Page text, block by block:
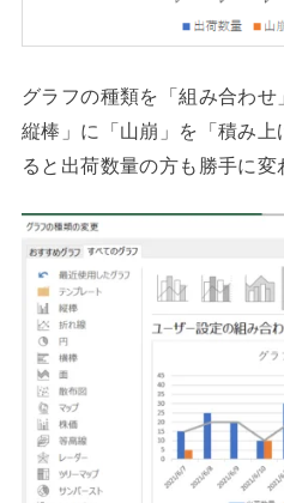
グラフの種類を「組み合わ
縦棒」に「山崩」を「積み
ると出荷数量の方も勝手に変